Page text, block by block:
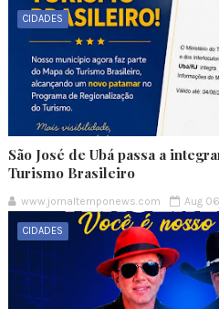
CIDADES
São José de Ubá passa a
Turismo Brasileiro
www.jornaltemponews.com Aug
CIDADES